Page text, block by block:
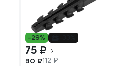
-29%
75 ₽
80 ₽112 ₽